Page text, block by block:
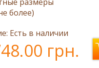
более)
Есть в наличии
грн.